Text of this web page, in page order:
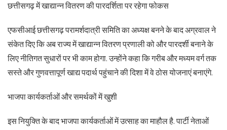
छत्तीसगढ़ में खाद्यान्न वितरण की पारदर्शिता पर रहेगा फोकस
एफसीआई छत्तीसगढ़ परामर्शदात्री समिति का अध्यक्ष बनने के बाद अग्रवाल ने
संकेत दिए कि अब राज्य में खाद्यान्न वितरण प्रणाली को और पारदर्शी बनाने के
लिए नीतिगत सुधारों पर भी काम होगा. उन्होंने कहा कि गरीब और मध्यम वर्ग तक
सस्ते और गुणवत्तापूर्ण खाद्य पदार्थ पहुंचाने की दिशा में वे ठोस योजनाएं बनाएंगे.
भाजपा कार्यकर्ताओं और समर्थकों में खुशी
इस नियुक्ति के बाद भाजपा कार्यकर्ताओं में उत्साह का माहौल है. पार्टी नेताओं